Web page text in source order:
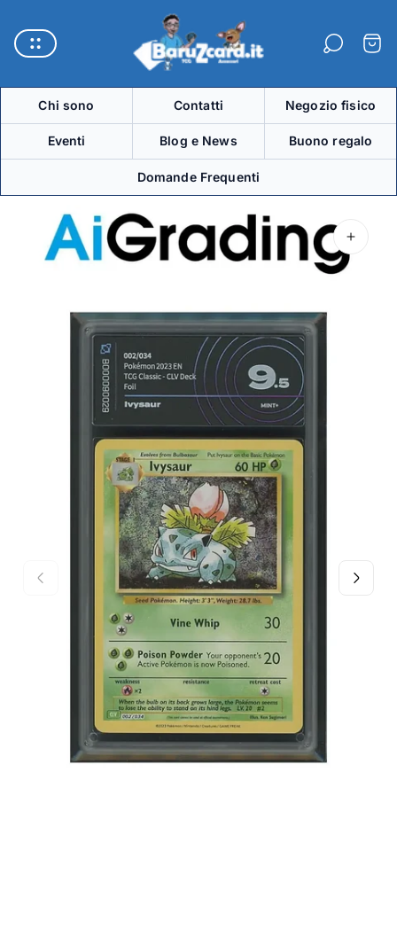
del
negozio"
Chi sono Contatti Negozio fisico
Eventi Blog e News Buono regalo
Domande Frequenti